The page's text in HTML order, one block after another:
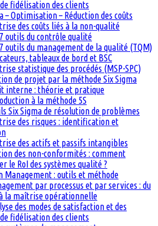
fidélisation des clients
– Optimisation – Réduction des coûts
des coûts liés à la non-qualité
7 outils du contrôle qualité
7 outils du management de la qualité (TQM)
tableaux de bord et BSC
statistique des procédés (MSP-SPC)
de projet par la méthode Six Sigma
interne : théorie et pratique
à la méthode 5S
Six Sigma de résolution de problèmes
des risques : identification et
des actifs et passifs intangibles
des non-conformités : comment
le RoI des systèmes qualité ?
Management : outils et méthode
par processus et par services : du
la maîtrise opérationnelle
des modes de satisfaction et des
fidélisation des clients